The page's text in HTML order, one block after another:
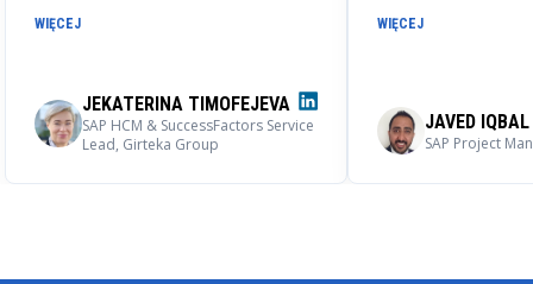
rozwiązania SAP, jak i tworzenie
dedykowanych aplikacji
WIĘCEJ
JEKATERINA TIMOFEJEVA
SAP HCM & SuccessFactors Service
Lead, Girteka Group
współpracę i z
przekonaniem
wsparcia.
WIĘCEJ
JAVED IQBAL
SAP Project